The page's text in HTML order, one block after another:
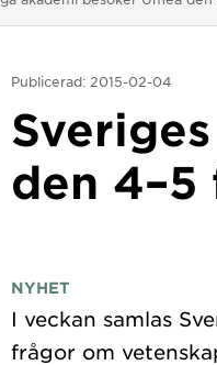
Publicerad: 2015-02-04
den 4–5
NYHET
I veckan samlas
frågor om